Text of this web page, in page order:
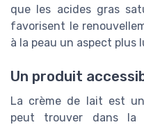
que les acides gras
favorisent le
à la peau un aspect plus
Un produit
La crème de lait est
peut trouver dans la